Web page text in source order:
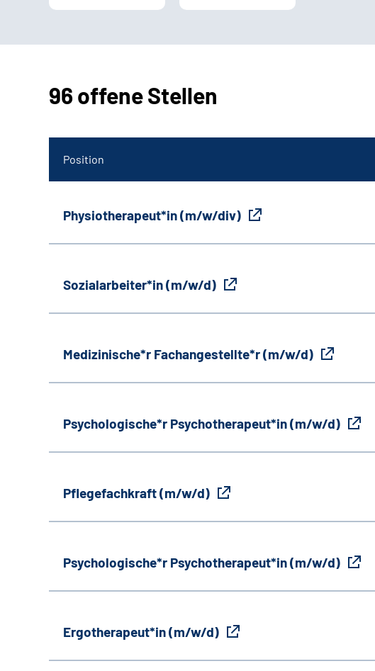
96 offene Stellen
Position
Physiotherapeut*in (m/w/div)
Sozialarbeiter*in (m/w/d)
Medizinische*r Fachangestellte*r (m/w/d)
Psychologische*r Psychotherapeut*in (m/w/d)
Pflegefachkraft (m/w/d)
Psychologische*r Psychotherapeut*in (m/w/d)
Ergotherapeut*in (m/w/d)